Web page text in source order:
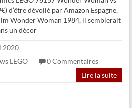
d’être dévoilé par Amazon Espagne.
Wonder Woman 1984, il semblerait
un décor
2020
LEGO
0 Commentaires
Lire la suite